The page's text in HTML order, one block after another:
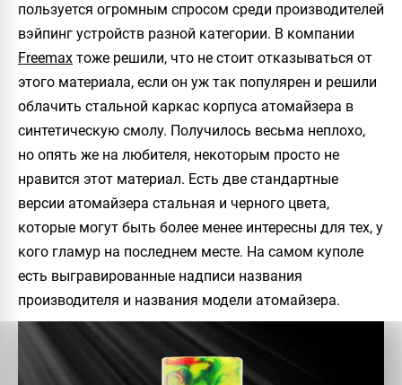
пользуется огромным спросом среди производителей
вэйпинг устройств разной категории. В компании
Freemax тоже решили, что не стоит отказываться от
этого материала, если он уж так популярен и решили
облачить стальной каркас корпуса атомайзера в
синтетическую смолу. Получилось весьма неплохо,
но опять же на любителя, некоторым просто не
нравится этот материал. Есть две стандартные
версии атомайзера стальная и черного цвета,
которые могут быть более менее интересны для тех, у
кого гламур на последнем месте. На самом куполе
есть выгравированные надписи названия
производителя и названия модели атомайзера.